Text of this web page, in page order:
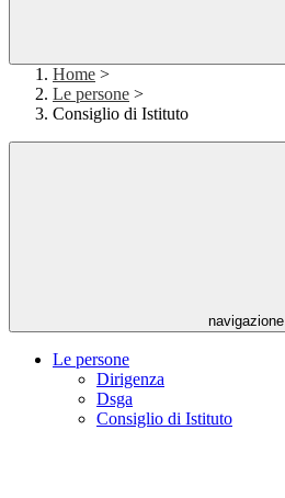
Home >
Le persone >
Consiglio di Istituto
navigazione
Le persone
Dirigenza
Dsga
Consiglio di Istituto